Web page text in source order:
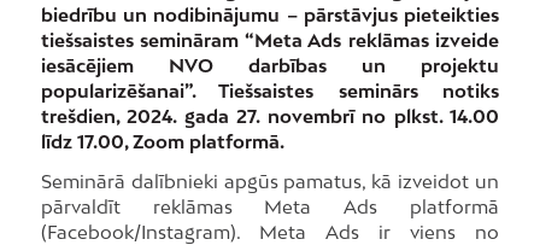
biedrību un nodibinājumu – pārstāvjus pieteikties
tiešsaistes semināram “Meta Ads reklāmas izveide
iesācējiem NVO darbības un projektu
popularizēšanai”. Tiešsaistes seminārs notiks
trešdien, 2024. gada 27. novembrī no plkst. 14.00
līdz 17.00, Zoom platformā.
Seminārā dalībnieki apgūs pamatus, kā izveidot un
pārvaldīt reklāmas Meta Ads platformā
(Facebook/Instagram). Meta Ads ir viens no